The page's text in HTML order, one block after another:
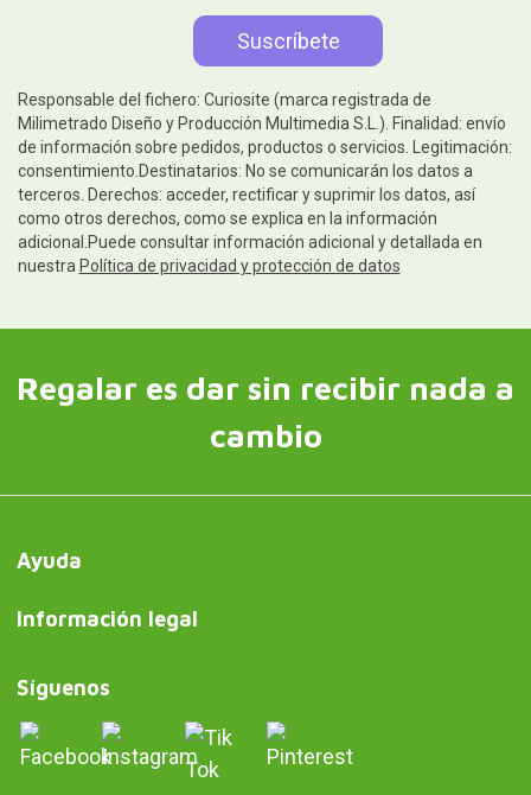
Responsable del fichero: Curiosite (marca registrada de
Milimetrado Diseño y Producción Multimedia S.L.). Finalidad: envío
de información sobre pedidos, productos o servicios. Legitimación:
consentimiento.Destinatarios: No se comunicarán los datos a
terceros. Derechos: acceder, rectificar y suprimir los datos, así
como otros derechos, como se explica en la información
adicional.Puede consultar información adicional y detallada en
nuestra Política de privacidad y protección de datos
Regalar es dar sin recibir nada a
cambio
Ayuda
Información legal
Síguenos